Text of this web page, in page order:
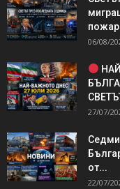
06/08/
27/07/
от...
22/07/